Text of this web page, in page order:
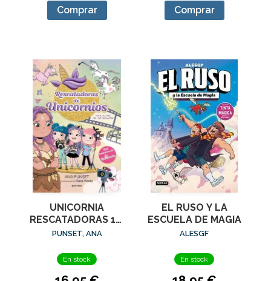
Comprar Comprar
UNICORNIA
RESCATADORAS 10.
GIGANTES
PUNSET, ANA
En stock
EL RUSO Y LA
ESCUELA DE MAGIA
ALESGF
En stock